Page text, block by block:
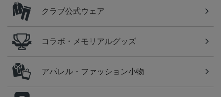
クラブ公式ウェア
コラボ・メモリアルグッズ
アパレル・ファッション小物